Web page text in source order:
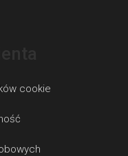
cookie